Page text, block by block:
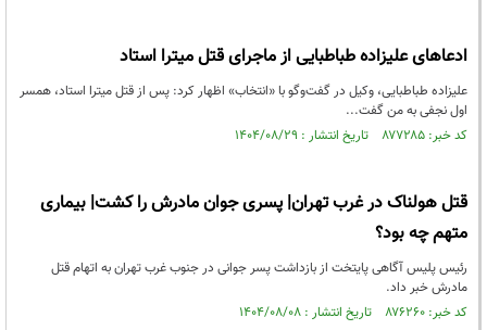
ادعاهای علیزاده طباطبایی از ماجرای قتل میترا استاد
علیزاده طباطبایی، وکیل در گفت‌و‌گو با «انتخاب» اظهار کرد: پس از قتل میترا استاد، همسر
اول نجفی به من گفت...
کد خبر: ۸۷۷۲۸۵ تاریخ انتشار : ۱۴۰۴/۰۸/۲۹
قتل هولناک در غرب تهران| پسری جوان مادرش را کشت| بیماری
متهم چه بود؟
رئیس پلیس آگاهی پایتخت از بازداشت پسر جوانی در جنوب غرب تهران به اتهام قتل
مادرش خبر داد.
کد خبر: ۸۷۶۲۶۰ تاریخ انتشار : ۱۴۰۴/۰۸/۰۸